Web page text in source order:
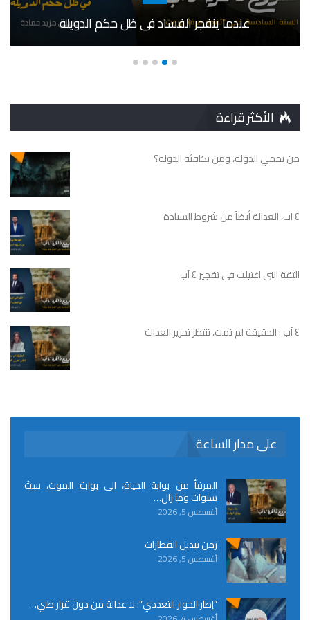
عندما ينفجر الفساد في ظل حكم الدويلة
الأكثر قراءة
من يحمي الدولة، ومن تكافِئه الدولة؟
٤ آب، العدالة أيضاً من شروط السيادة
الثقة التى اغتيلت في تفجير ٤ آب
٤ آب : الحقيقة لم تمت، تنتظر تحرير العدالة
على مدار الساعة
المرفأ من بوابة الحياة، الى بوابة الموت، ستّ
سنوات وما زال…
أغسطس 5, 2026
زمن تبديل القطارات
أغسطس 5, 2026
“إطار الحوار التعددي”: لا عدالة من دون قرار ظني…